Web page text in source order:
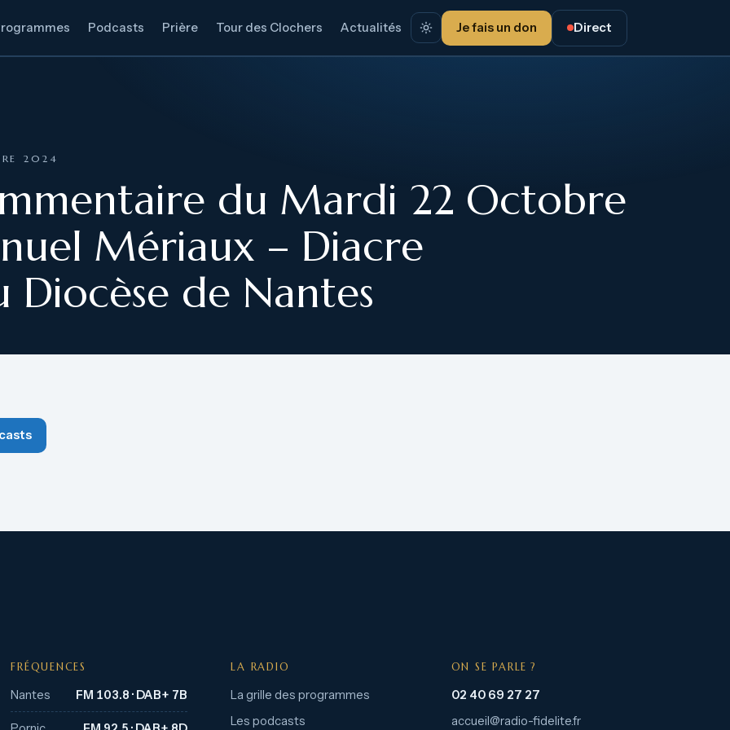
Podcasts Prière Tour des Clochers Actualités Je fais un don Direct
2024
du Mardi 22 Octobre
Mériaux – Diacre
de Nantes
FRÉQUENCES
Nantes FM 103.8 · DAB+ 7B
LA RADIO
La grille des programmes
Les podcasts
ON SE PARLE ?
02 40 69 27 27
accueil@radio-fidelite.fr